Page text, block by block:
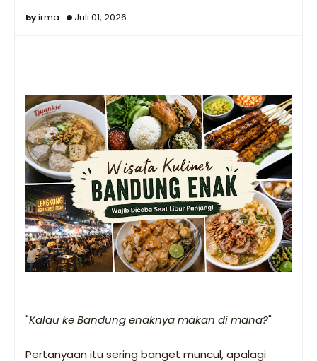
irma Juli 01, 2026
"Kalau ke Bandung enaknya makan di mana?"
Pertanyaan itu sering banget muncul, apalagi